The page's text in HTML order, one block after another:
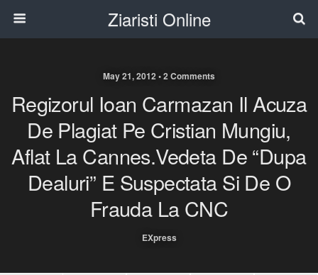
Ziaristi Online
May 21, 2012 • 2 Comments
Regizorul Ioan Carmazan Il Acuza
De Plagiat Pe Cristian Mungiu,
Aflat La Cannes.Vedeta De “Dupa
Dealuri” E Suspectata Si De O
Frauda La CNC
EXpress